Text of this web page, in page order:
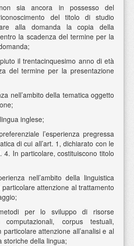
sia ancora in possesso del
del titolo di studio
alla domanda la copia della
la scadenza del termine per la
il trentacinquesimo anno di età
del termine per la presentazione
nell’ambito della tematica oggetto
inglese;
l’esperienza pregressa
di cui all’art. 1, dichiarato con le
4. In particolare, costituiscono titolo
nell’ambito della linguistica
attenzione al trattamento
per lo sviluppo di risorse
computazionali, corpus testuali,
attenzione all’analisi e al
storiche della lingua;